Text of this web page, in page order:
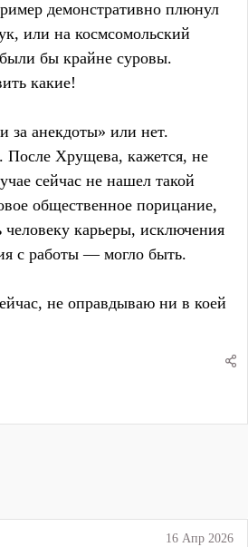
демонстративно плюнул
или на космсомольский
бы крайне суровы.
какие!
за анекдоты» или нет.
После Хрущева, кажется, не
сейчас не нашел такой
общественное порицание,
человеку карьеры, исключения
с работы — могло быть.
не оправдываю ни в коей
16 Апр 2026